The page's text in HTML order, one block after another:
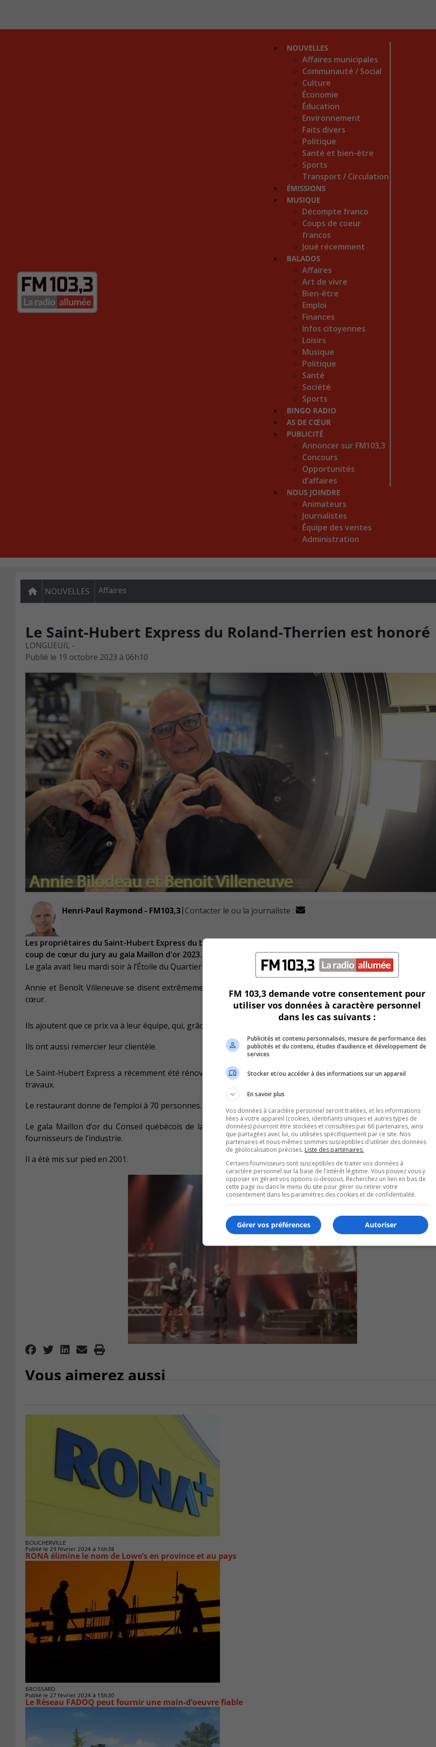
NOUVELLES
Affaires municipales
Communauté / Social
Culture
Économie
Éducation
Environnement
Faits divers
Politique
Santé et bien-être
Sports
Transport / Circulation
ÉMISSIONS
MUSIQUE
Décompte franco
Coups de coeur
francos
Joué récemment
BALADOS
Affaires
Art de vivre
Bien-être
Emploi
Finances
Infos citoyennes
Loisirs
Musique
Politique
Santé
Société
Sports
BINGO RADIO
AS DE CŒUR
PUBLICITÉ
Annoncer sur FM103,3
Concours
Opportunités
d’affaires
NOUS JOINDRE
Animateurs
Journalistes
Équipe des ventes
Administration
NOUVELLES Affaires
Le Saint-Hubert Express du Roland-Therrien est honoré
LONGUEUIL -
Publié le 19 octobre 2023 à 06h10
Henri-Paul Raymond - FM103,3| Contacter le ou la journaliste :
Les propriétaires du Saint-Hubert Express du boulevard Roland-Therrien à Longueuil viennent de recevoir
coup de cœur du jury au gala Maillon d'or 2023.
Le gala avait lieu mardi soir à l’Étoile du Quartier DIX30 à Brossard.
Annie et Benoît Villeneuve se disent extrêmement heureux et émus par cette reconnaissance qui les touche
cœur.
Ils ajoutent que ce prix va à leur équipe, qui, grâce à chacun d’entre eux fait que la réussite existe.
Ils ont aussi remercier leur clientèle.
Le Saint-Hubert Express a récemment été rénové et le couple y a investit un million de dollars pour faire
travaux.
Le restaurant donne de l’emploi à 70 personnes.
Le gala Maillon d’or du Conseil québécois de la franchise est le rendez-vous annuel des franchiseurs,
fournisseurs de l’industrie.
Il a été mis sur pied en 2001.
Vous aimerez aussi
BOUCHERVILLE
Publié le 29 février 2024 à 16h38
RONA élimine le nom de Lowe’s en province et au pays
BROSSARD
Publié le 27 février 2024 à 15h30
Le Réseau FADOQ peut fournir une main-d’oeuvre fiable
FM 103,3 demande votre consentement pour
utiliser vos données à caractère personnel
dans les cas suivants :
Publicités et contenu personnalisés, mesure de performance des
publicités et du contenu, études d’audience et développement de
services
Stocker et/ou accéder à des informations sur un appareil
En savoir plus
Vos données à caractère personnel seront traitées, et les informations
liées à votre appareil (cookies, identifiants uniques et autres types de
données) pourront être stockées et consultées par 66 partenaires, ainsi
que partagées avec lui, ou utilisées spécifiquement par ce site. Nos
partenaires et nous-mêmes sommes susceptibles d'utiliser des données
de géolocalisation précises. Liste des partenaires.
Certains fournisseurs sont susceptibles de traiter vos données à
caractère personnel sur la base de l'intérêt légitime. Vous pouvez vous y
opposer en gérant vos options ci-dessous. Recherchez un lien en bas de
cette page ou dans le menu du site pour gérer ou retirer votre
consentement dans les paramètres des cookies et de confidentialité.
Autoriser
Gérer vos préférences